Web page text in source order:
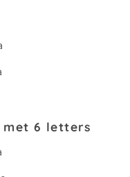
met 6 letters